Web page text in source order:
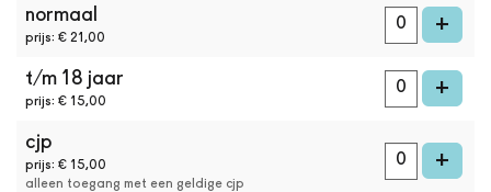
kaarten
bestellen
met
Best
Available
Seat.
Het
systeem
normaal
prijs: € 21,00
+
t/m 18 jaar
prijs: € 15,00
+
cjp
prijs: € 15,00
alleen toegang met een geldige cjp
+